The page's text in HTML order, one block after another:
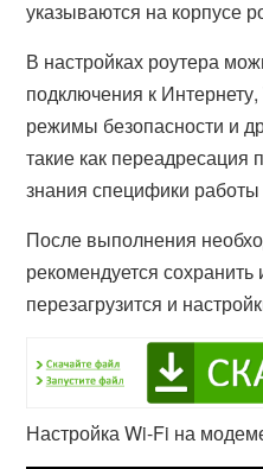
указываются на корпусе
В настройках роутера
подключения к
режимы безопасности и
такие как переадресация
знания специфики
После выполнения
рекомендуется
перезагрузится и
Настройка Wi-Fi на